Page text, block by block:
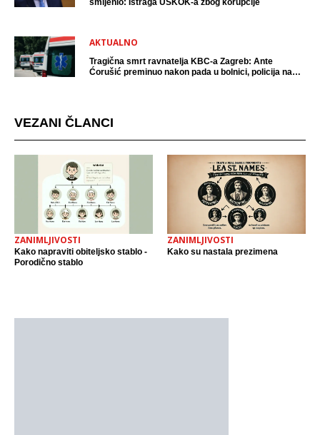
smijenio: Istraga USKOK-a zbog korupcije
AKTUALNO
Tragična smrt ravnatelja KBC-a Zagreb: Ante
Ćorušić preminuo nakon pada u bolnici, policija na
VEZANI ČLANCI
ZANIMLJIVOSTI
Kako napraviti obiteljsko stablo -
Porodično stablo
ZANIMLJIVOSTI
Kako su nastala prezimena